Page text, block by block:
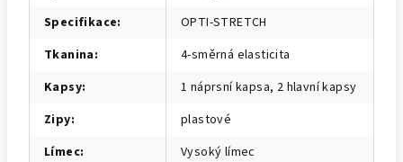
Specifikace:
OPTI-STRETCH
Tkanina:
4-směrná elasticita
Kapsy:
1 náprsní kapsa, 2 hlavní kapsy
Zipy:
plastové
Límec:
Vysoký límec